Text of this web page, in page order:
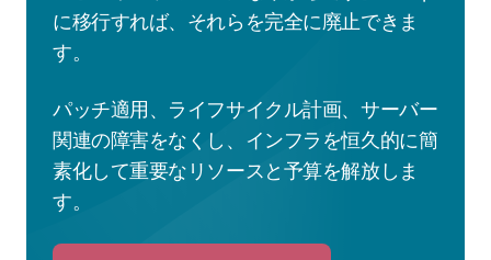
に移行すれば、それらを完全に廃止できま
す。
パッチ適用、ライフサイクル計画、サーバー
関連の障害をなくし、インフラを恒久的に簡
素化して重要なリソースと予算を解放しま
す。